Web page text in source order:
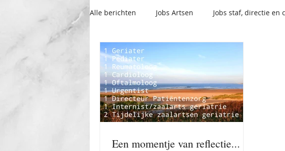
Alle berichten Jobs Artsen Jobs staf, directie en
Een momentje van reflectie...